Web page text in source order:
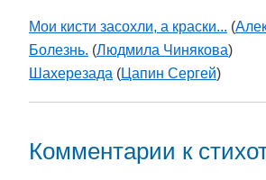
Мои кисти засохли, а краски... (
Болезнь. (Людмила Чинякова)
Шахерезада (Цапин Сергей)
Комментарии к